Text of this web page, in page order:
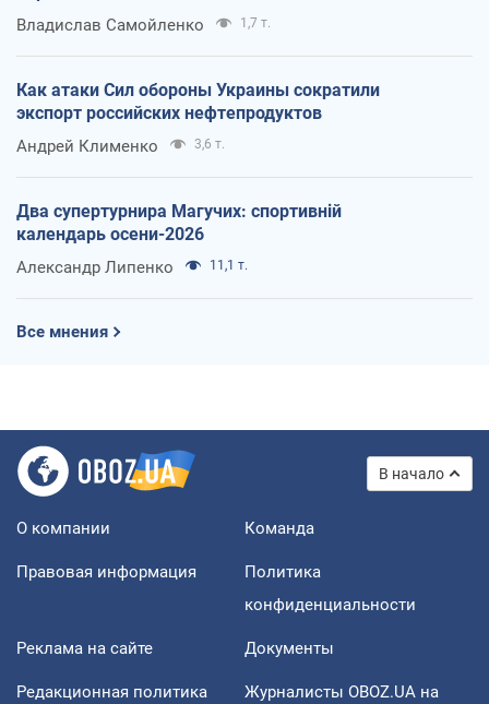
Владислав Самойленко 1,7 т.
Как атаки Сил обороны Украины сократили
экспорт российских нефтепродуктов
Андрей Клименко 3,6 т.
Два супертурнира Магучих: спортивній
календарь осени-2026
Александр Липенко 11,1 т.
Все мнения
В начало
О компании Команда
Правовая информация
Политика
конфиденциальности
Реклама на сайте Документы
Редакционная политика
Журналисты OBOZ.UA на